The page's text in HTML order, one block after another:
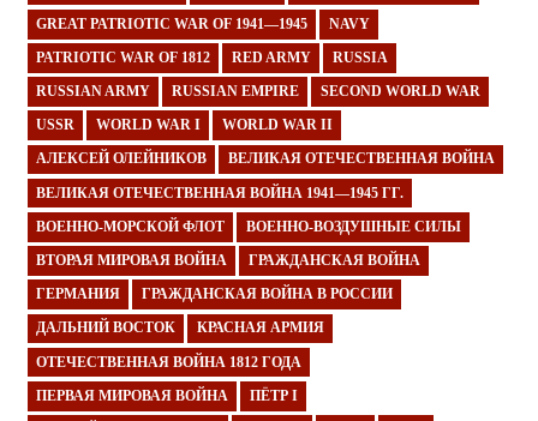
GREAT PATRIOTIC WAR OF 1941—1945 NAVY
PATRIOTIC WAR OF 1812 RED ARMY RUSSIA
RUSSIAN ARMY RUSSIAN EMPIRE SECOND WORLD WAR
USSR WORLD WAR I WORLD WAR II
АЛЕКСЕЙ ОЛЕЙНИКОВ ВЕЛИКАЯ ОТЕЧЕСТВЕННАЯ ВОЙНА
ВЕЛИКАЯ ОТЕЧЕСТВЕННАЯ ВОЙНА 1941—1945 ГГ.
ВОЕННО-МОРСКОЙ ФЛОТ ВОЕННО-ВОЗДУШНЫЕ СИЛЫ
ВТОРАЯ МИРОВАЯ ВОЙНА ГРАЖДАНСКАЯ ВОЙНА
ГЕРМАНИЯ ГРАЖДАНСКАЯ ВОЙНА В РОССИИ
ДАЛЬНИЙ ВОСТОК КРАСНАЯ АРМИЯ
ОТЕЧЕСТВЕННАЯ ВОЙНА 1812 ГОДА
ПЕРВАЯ МИРОВАЯ ВОЙНА ПЁТР I